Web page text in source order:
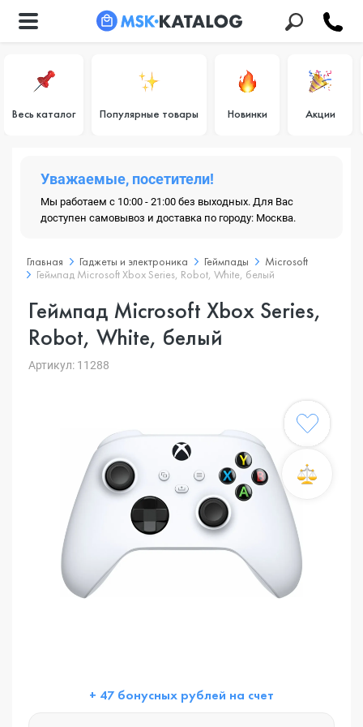
Весь каталог Популярные товары Новинки Акции
Уважаемые, посетители!
Мы работаем с 10:00 - 21:00 без выходных. Для Вас
доступен самовывоз и доставка по городу: Москва.
Главная Гаджеты и электроника Геймпады
Microsoft
Геймпад Microsoft Xbox Series, Robot, White, белый
Геймпад Microsoft Xbox Series,
Robot, White, белый
Артикул: 11288
+ 47 бонусных рублей на счет